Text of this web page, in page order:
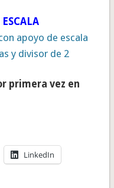
apoyo de escala
y divisor de 2
primera vez en
LinkedIn